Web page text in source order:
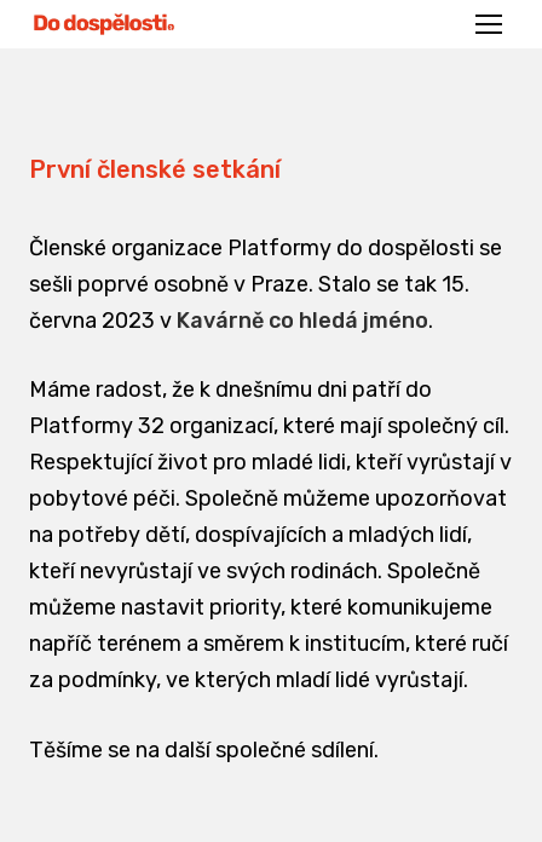
Menu
První členské setkání
Členské organizace Platformy do dospělosti se
sešli poprvé osobně v Praze. Stalo se tak 15.
června 2023 v Kavárně co hledá jméno.
Máme radost, že k dnešnímu dni patří do
Platformy 32 organizací, které mají společný cíl.
Respektující život pro mladé lidi, kteří vyrůstají v
pobytové péči. Společně můžeme upozorňovat
na potřeby dětí, dospívajících a mladých lidí,
kteří nevyrůstají ve svých rodinách. Společně
můžeme nastavit priority, které komunikujeme
napříč terénem a směrem k institucím, které ručí
za podmínky, ve kterých mladí lidé vyrůstají.
Těšíme se na další společné sdílení.